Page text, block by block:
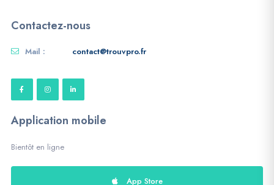
Contactez-nous
Mail : contact@trouvpro.fr
Application mobile
Bientôt en ligne
App Store